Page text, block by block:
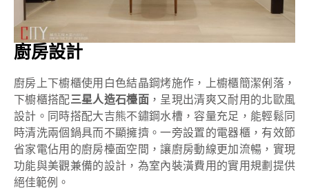
廚房設計
廚房上下櫥櫃使用白色結晶鋼烤施作，上櫥櫃簡潔俐落，
下櫥櫃搭配三星人造石檯面 ，呈現出清爽又耐用的北歐風
設計。同時搭配大吉熊不鏽鋼水槽，容量充足，能輕鬆同
時清洗兩個鍋具而不顯擁擠。一旁設置的電器櫃，有效節
省家電佔用的廚房檯面空間，讓廚房動線更加流暢，實現
功能與美觀兼備的設計，為室內裝潢費用的實用規劃提供
絕佳範例。